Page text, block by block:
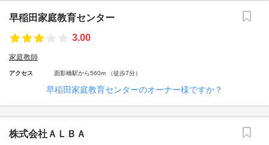
早稲田家庭教育センター
3.00
家庭教師
アクセス 面影橋駅から560m （徒歩7分）
早稲田家庭教育センターのオーナー様ですか？
株式会社ＡＬＢＡ